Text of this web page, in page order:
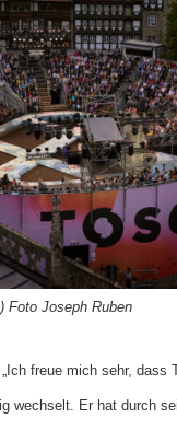
Foto Joseph Ruben
„Ich freue mich sehr, dass
wechselt. Er hat durch